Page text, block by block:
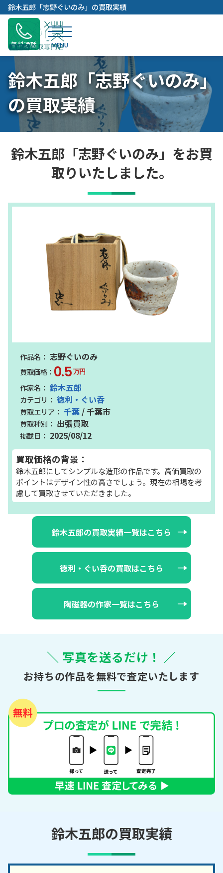
内
容
キ
プ
鈴木五郎「志野ぐいのみ」の買取実績
無料通話
鈴木五郎「志野ぐいのみ」
の買取実績
鈴木五郎「志野ぐいのみ」をお買
取りいたしました。
志野ぐいのみ
0.5万円
鈴木五郎
徳利・ぐい呑
千葉 / 千葉市
出張買取
2025/08/12
買取価格の背景：
鈴木五郎にしてシンプルな造形の作品です。高価買取の
ポイントはデザイン性の高さでしょう。現在の相場を考
慮して買取させていただきました。
鈴木五郎の買取実績一覧はこちら
徳利・ぐい呑の買取はこちら
陶磁器の作家一覧はこちら
＼ 写真を送るだけ！ ／
お持ちの作品を無料で査定いたします
鈴木五郎の買取実績